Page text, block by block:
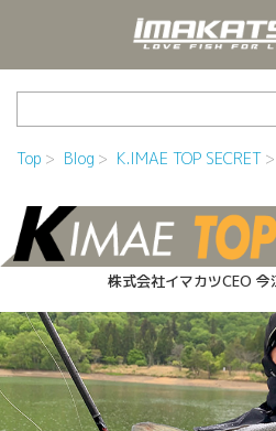
Top Blog K.IMAE TOP SECRET
株式会社イマカツCEO 今